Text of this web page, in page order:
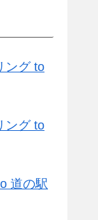
ング to
ング to
道の駅